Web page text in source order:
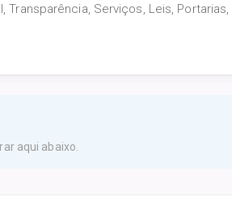
Serviços, Leis,
aqui abaixo.